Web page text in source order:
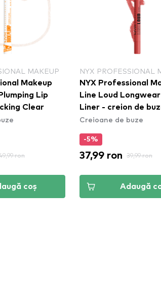
MAKEUP
Makeup
Lip
Clear
ron
coș
NYX PROFESSIONAL
NYX Professional
Line Loud
Liner - creion de buze Rebel
Red (LLLP11)
Creioane de buze
-5%
37,99 ron 39,99 ron
Adaugă